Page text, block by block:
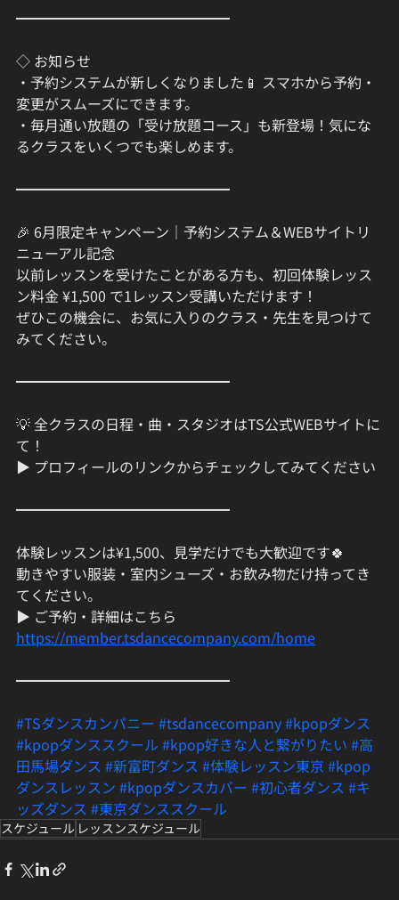
━━━━━━━━━━━━━━━
◇ お知らせ
・予約システムが新しくなりました📱 スマホから予約・
変更がスムーズにできます。
・毎月通い放題の「受け放題コース」も新登場！気にな
るクラスをいくつでも楽しめます。
━━━━━━━━━━━━━━━
🎉 6月限定キャンペーン｜予約システム＆WEBサイトリ
ニューアル記念
以前レッスンを受けたことがある方も、初回体験レッス
ン料金 ¥1,500 で1レッスン受講いただけます！
ぜひこの機会に、お気に入りのクラス・先生を見つけて
みてください。
━━━━━━━━━━━━━━━
💡 全クラスの日程・曲・スタジオはTS公式WEBサイトに
て！
▶ プロフィールのリンクからチェックしてみてください
━━━━━━━━━━━━━━━
体験レッスンは¥1,500、見学だけでも大歓迎です🍀
動きやすい服装・室内シューズ・お飲み物だけ持ってき
てください。
▶ ご予約・詳細はこちら
https://member.tsdancecompany.com/home
━━━━━━━━━━━━━━━
#TSダンスカンパニー #tsdancecompany#kpopダンス
#kpopダンススクール #kpop好きな人と繋がりたい #高
田馬場ダンス #新富町ダンス #体験レッスン東京 #kpop
ダンスレッスン #kpopダンスカバー #初心者ダンス #キ
ッズダンス #東京ダンススクール
スケジュール レッスンスケジュール